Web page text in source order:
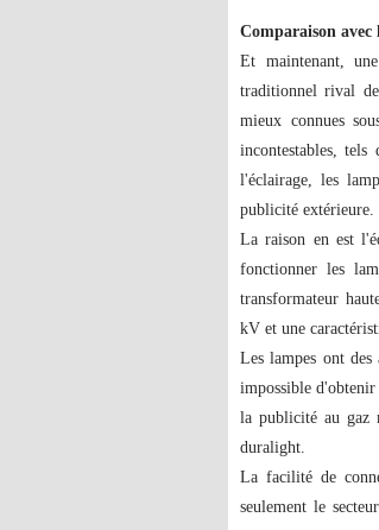
Comparaison avec
Et maintenant,
traditionnel rival
mieux connues
incontestables,
l'éclairage, les
publicité extérieure.
La raison en est
fonctionner les
transformateur
kV et une
Les lampes ont
impossible d'obtenir
la publicité au gaz
duralight.
La facilité de
seulement le